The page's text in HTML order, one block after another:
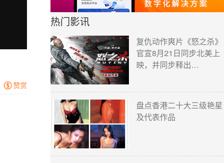
赞赏
热门影讯
复仇动作爽片《怒之杀》
官宣8月21日同步北美上
映，并同步释出…
盘点香港二十大三级艳星
及代表作品